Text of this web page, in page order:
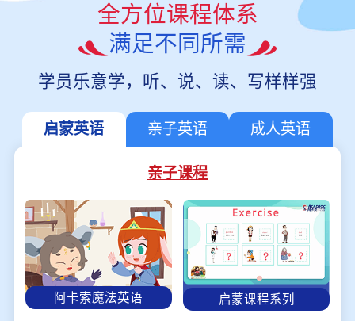
全方位课程体系
满足不同所需
学员乐意学，听、说、读、写样样强
启蒙英语 亲子英语 成人英语
亲子课程
阿卡索魔法英语 启蒙课程系列